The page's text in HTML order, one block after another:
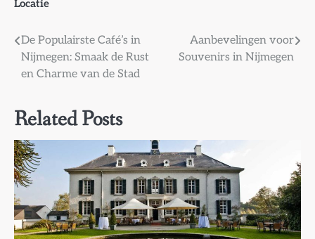
Locatie
Bericht
navigatie
De Populairste Café’s in
Nijmegen: Smaak de Rust
en Charme van de Stad
Aanbevelingen voor
Souvenirs in Nijmegen
Related Posts